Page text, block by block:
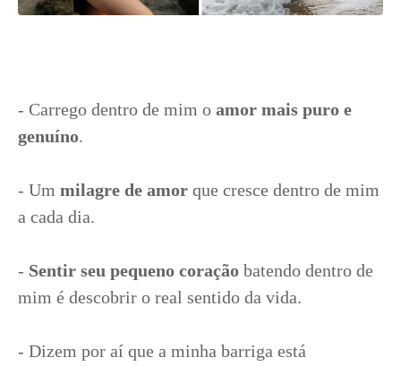
- Carrego dentro de mim o amor mais puro e
genuíno.
- Um milagre de amor que cresce dentro de mim
a cada dia.
- Sentir seu pequeno coração batendo dentro de
mim é descobrir o real sentido da vida.
- Dizem por aí que a minha barriga está